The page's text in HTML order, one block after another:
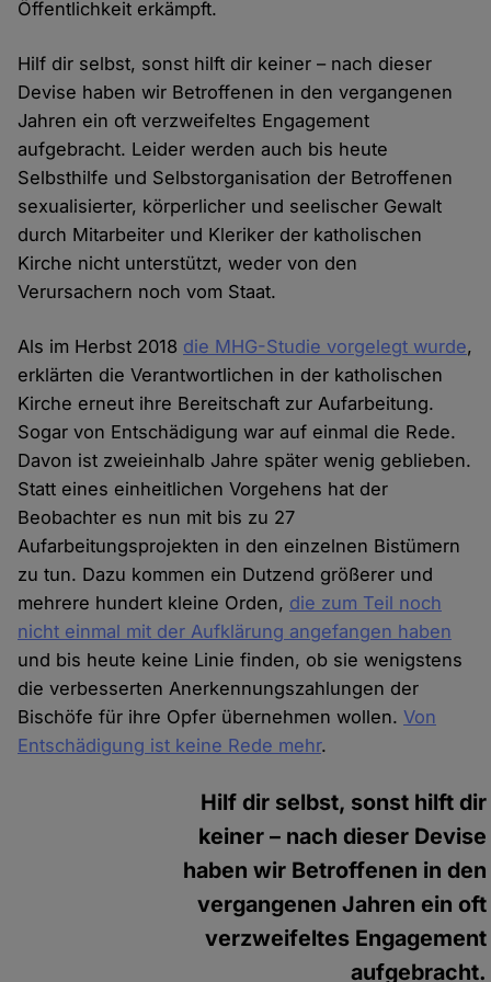
Öffentlichkeit erkämpft.
Hilf dir selbst, sonst hilft dir keiner – nach dieser
Devise haben wir Betroffenen in den vergangenen
Jahren ein oft verzweifeltes Engagement
aufgebracht. Leider werden auch bis heute
Selbsthilfe und Selbstorganisation der Betroffenen
sexualisierter, körperlicher und seelischer Gewalt
durch Mitarbeiter und Kleriker der katholischen
Kirche nicht unterstützt, weder von den
Verursachern noch vom Staat.
Als im Herbst 2018 die MHG-Studie vorgelegt wurde,
erklärten die Verantwortlichen in der katholischen
Kirche erneut ihre Bereitschaft zur Aufarbeitung.
Sogar von Entschädigung war auf einmal die Rede.
Davon ist zweieinhalb Jahre später wenig geblieben.
Statt eines einheitlichen Vorgehens hat der
Beobachter es nun mit bis zu 27
Aufarbeitungsprojekten in den einzelnen Bistümern
zu tun. Dazu kommen ein Dutzend größerer und
mehrere hundert kleine Orden, die zum Teil noch
nicht einmal mit der Aufklärung angefangen haben
und bis heute keine Linie finden, ob sie wenigstens
die verbesserten Anerkennungszahlungen der
Bischöfe für ihre Opfer übernehmen wollen.Von
Entschädigung ist keine Rede mehr.
Hilf dir selbst, sonst hilft dir
keiner – nach dieser Devise
haben wir Betroffenen in den
vergangenen Jahren ein oft
verzweifeltes Engagement
aufgebracht.